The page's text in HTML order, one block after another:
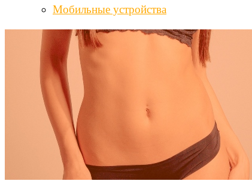
Мобильные устройства